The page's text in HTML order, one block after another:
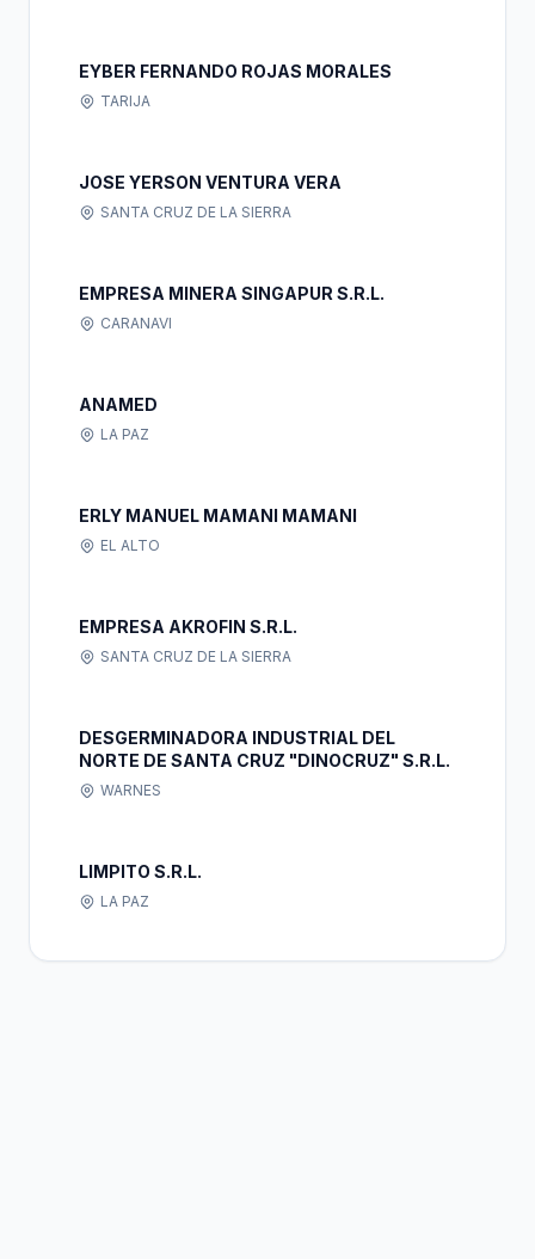
EYBER FERNANDO ROJAS MORALES
TARIJA
JOSE YERSON VENTURA VERA
SANTA CRUZ DE LA SIERRA
EMPRESA MINERA SINGAPUR S.R.L.
CARANAVI
ANAMED
LA PAZ
ERLY MANUEL MAMANI MAMANI
EL ALTO
EMPRESA AKROFIN S.R.L.
SANTA CRUZ DE LA SIERRA
DESGERMINADORA INDUSTRIAL DEL
NORTE DE SANTA CRUZ "DINOCRUZ" S.R.L.
WARNES
LIMPITO S.R.L.
LA PAZ